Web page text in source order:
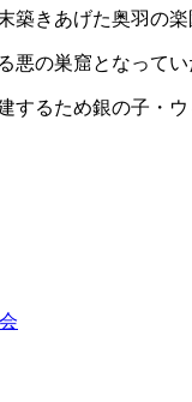
築きあげた奥羽の楽
悪の巣窟となってい
するため銀の子・ウ